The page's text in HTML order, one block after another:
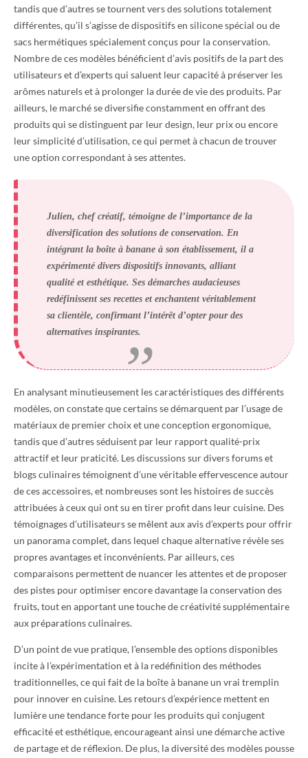
tandis que d’autres se tournent vers des solutions totalement
différentes, qu’il s’agisse de dispositifs en silicone spécial ou de
sacs hermétiques spécialement conçus pour la conservation.
Nombre de ces modèles bénéficient d’avis positifs de la part des
utilisateurs et d’experts qui saluent leur capacité à préserver les
arômes naturels et à prolonger la durée de vie des produits. Par
ailleurs, le marché se diversifie constamment en offrant des
produits qui se distinguent par leur design, leur prix ou encore
leur simplicité d’utilisation, ce qui permet à chacun de trouver
une option correspondant à ses attentes.
Julien, chef créatif, témoigne de l’importance de la
diversification des solutions de conservation. En
intégrant la boîte à banane à son établissement, il a
expérimenté divers dispositifs innovants, alliant
qualité et esthétique. Ses démarches audacieuses
redéfinissent ses recettes et enchantent véritablement
sa clientèle, confirmant l’intérêt d’opter pour des
alternatives inspirantes.
En analysant minutieusement les caractéristiques des différents
modèles, on constate que certains se démarquent par l’usage de
matériaux de premier choix et une conception ergonomique,
tandis que d’autres séduisent par leur rapport qualité-prix
attractif et leur praticité. Les discussions sur divers forums et
blogs culinaires témoignent d’une véritable effervescence autour
de ces accessoires, et nombreuses sont les histoires de succès
attribuées à ceux qui ont su en tirer profit dans leur cuisine. Des
témoignages d’utilisateurs se mêlent aux avis d’experts pour offrir
un panorama complet, dans lequel chaque alternative révèle ses
propres avantages et inconvénients. Par ailleurs, ces
comparaisons permettent de nuancer les attentes et de proposer
des pistes pour optimiser encore davantage la conservation des
fruits, tout en apportant une touche de créativité supplémentaire
aux préparations culinaires.
D’un point de vue pratique, l’ensemble des options disponibles
incite à l’expérimentation et à la redéfinition des méthodes
traditionnelles, ce qui fait de la boîte à banane un vrai tremplin
pour innover en cuisine. Les retours d’expérience mettent en
lumière une tendance forte pour les produits qui conjugent
efficacité et esthétique, encourageant ainsi une démarche active
de partage et de réflexion. De plus, la diversité des modèles pousse